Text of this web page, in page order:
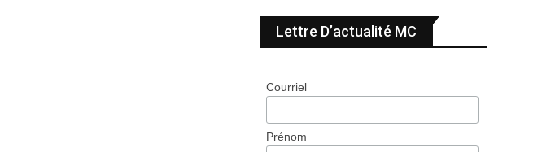
Lettre D’actualité MC
Courriel
Prénom